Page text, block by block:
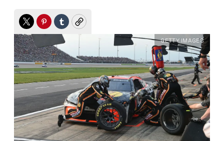
TwitterPinterest
TumblrCopy
GETTY IMAGES